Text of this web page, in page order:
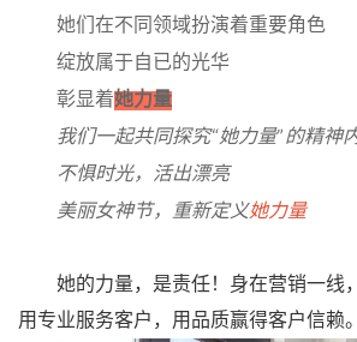
品
她们在不同领域扮演着重要角色
绽放属于自已的光华
彰显着她力量
我们一起共同探究“她力量”的精神
不惧时光，活出漂亮
美丽女神节，重新定义她力量
她的力量，是责任！ 身在营销一线
用专业服务客户，用品质赢得客户信赖